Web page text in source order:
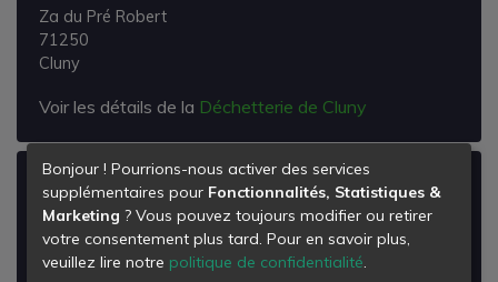
Za du Pré Robert
71250
Cluny
Voir les détails de la Déchetterie de Cluny
Déchetterie de la Roche-vineuse
Route de Bussières
71960
La Roche-Vineuse
Bonjour ! Pourrions-nous activer des services
supplémentaires pour Fonctionnalités, Statistiques &
Marketing ? Vous pouvez toujours modifier ou retirer
votre consentement plus tard. Pour en savoir plus,
veuillez lire notre politique de confidentialité.